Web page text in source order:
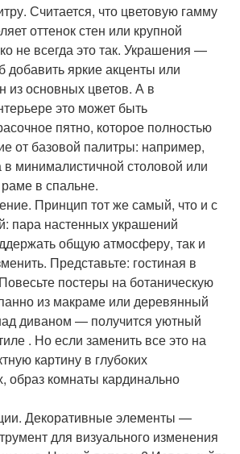
Считается, что цветовую гамму
оттенок стен или крупной
не всегда это так. Украшения —
добавить яркие акценты или
из основных цветов. А в
это может быть
пятно, которое полностью
от базовой палитры: например,
в минималистичной столовой или
в спальне.
Принцип тот же самый, что и с
пара настенных украшений
общую атмосферу, так и
Представьте: гостиная в
постеры на ботаническую
из макраме или деревянный
диваном — получится уютный
. Но если заменить все это на
картину в глубоких
образ комнаты кардинально
Декоративные элементы —
для визуального изменения